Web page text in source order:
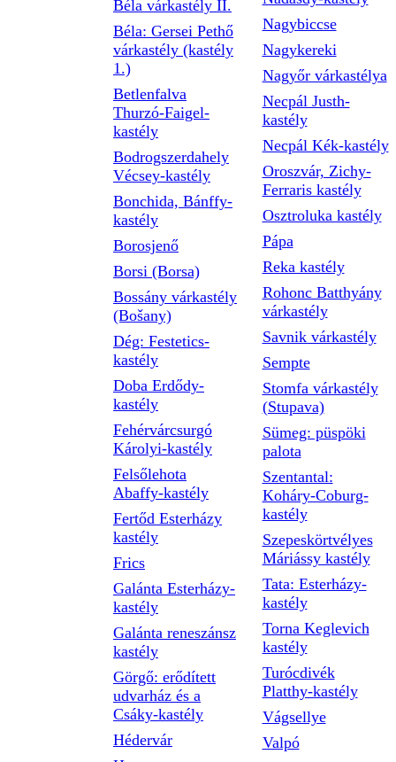
Béla várkastély II.
Béla: Gersei Pethő
várkastély (kastély
1.)
Betlenfalva
Thurzó-Faigel-
kastély
Bodrogszerdahely
Vécsey-kastély
Bonchida, Bánffy-
kastély
Borosjenő
Borsi (Borsa)
Bossány várkastély
(Bošany)
Dég: Festetics-
kastély
Doba Erdődy-
kastély
Fehérvárcsurgó
Károlyi-kastély
Felsőlehota
Abaffy-kastély
Fertőd Esterházy
kastély
Frics
Galánta Esterházy-
kastély
Galánta reneszánsz
kastély
Görgő: erődített
udvarház és a
Csáky-kastély
Hédervár
Nagybiccse
Nagykereki
Nagyőr várkastélya
Necpál Justh-
kastély
Necpál Kék-kastély
Oroszvár, Zichy-
Ferraris kastély
Osztroluka kastély
Pápa
Reka kastély
Rohonc Batthyány
várkastély
Savnik várkastély
Sempte
Stomfa várkastély
(Stupava)
Sümeg: püspöki
palota
Szentantal:
Koháry-Coburg-
kastély
Szepeskörtvélyes
Máriássy kastély
Tata: Esterházy-
kastély
Torna Keglevich
kastély
Turócdivék
Platthy-kastély
Vágsellye
Valpó